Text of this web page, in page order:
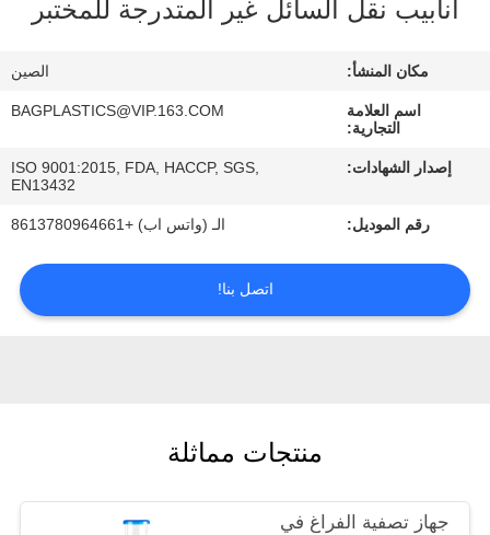
رقابة
اطلب
اقتباس
خريطة
الموقع
أنابيب نقل السائل غير المتدرجة للمختبر
مكان المنشأ: الصين
اسم العلامة
التجارية:
BAGPLASTICS@VIP.163.COM
إصدار الشهادات:
ISO 9001:2015, FDA, HACCP, SGS,
EN13432
رقم الموديل: الـ (واتس اب) +8613780964661
اتصل بنا!
منتجات مماثلة
جهاز تصفية الفراغ في